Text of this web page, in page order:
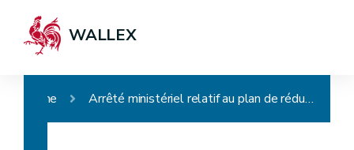
WALLEX
Home Arrêté ministériel relatif au plan de réduction de l'application des produits phytopharmaceutiques dans les espaces publics